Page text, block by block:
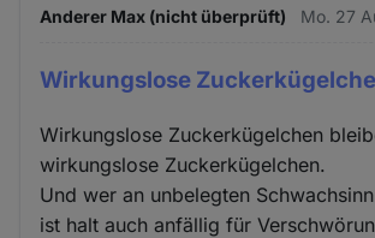
Anderer Max (nicht überprüft) Mo. 27
Wirkungslose
Wirkungslose Zuckerkügelchen
wirkungslose Zuckerkügelchen.
Und wer an unbelegten
ist halt auch anfällig für